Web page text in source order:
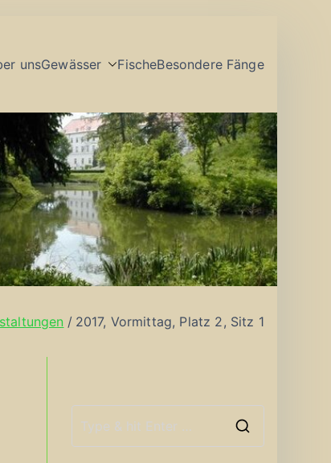
unsGewässer FischeBesondere Fänge
2017, Vormittag, Platz 2, Sitz 1